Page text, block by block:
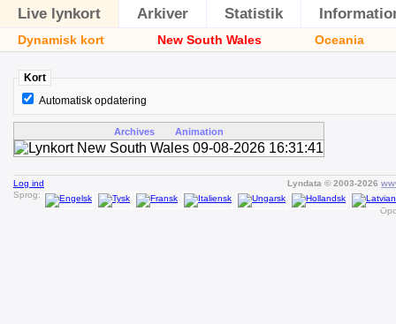
Live lynkort Arkiver Statistik
Dynamisk kort New South Wales Oceania
Kort
Automatisk opdatering
Archives Animation
Log ind
Sprog:
Lyndata © 2003-2026